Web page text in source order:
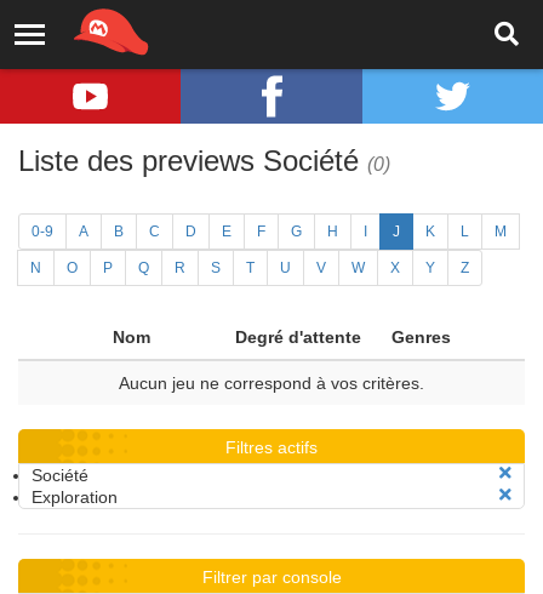
Liste des previews Société (0)
0-9 A B C D E F G H J K L M
N O P Q R S T U V W X Y Z
Nom Degré d'attente Genres
Aucun jeu ne correspond à vos critères.
Filtres actifs
Société
Exploration
Filtrer par console